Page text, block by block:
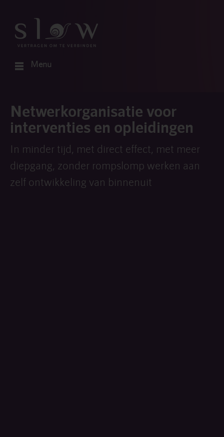
Menu
Netwerkorganisatie voor
interventies en opleidingen
In minder tijd, met direct effect, met meer
diepgang, zonder rompslomp werken aan
zelf ontwikkeling van binnenuit